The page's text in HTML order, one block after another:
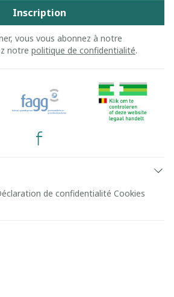
Inscription
vous vous abonnez à notre
notre politique de confidentialité.
de confidentialité Cookies